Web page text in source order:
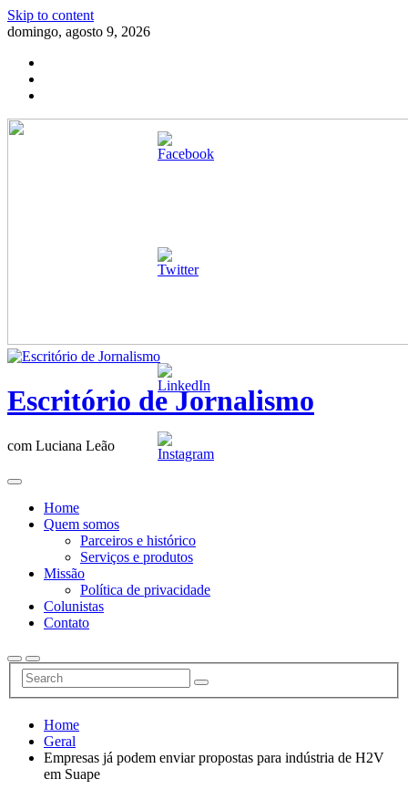
Skip to content
domingo, agosto 9, 2026
Escritório de Jornalismo
com Luciana Leão
Home
Quem somos
Parceiros e histórico
Serviços e produtos
Missão
Política de privacidade
Colunistas
Contato
Home
Geral
Empresas já podem enviar propostas para indústria de H2V
em Suape